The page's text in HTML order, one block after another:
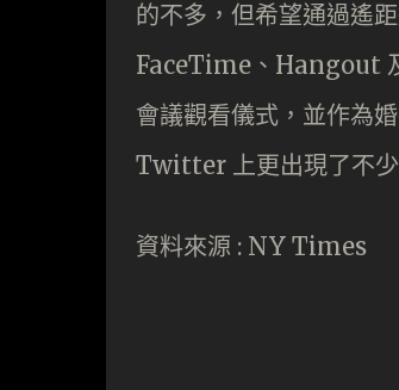
的不多，但希望通過遙
FaceTime、Hangout
會議觀看儀式，並作為
Twitter 上更出現了不
資料來源 : NY Times